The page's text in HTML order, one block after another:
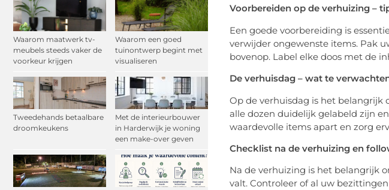
Waarom maatwerk tv-
meubels steeds vaker de
voorkeur krijgen
Waarom een goed
tuinontwerp begint met
visualiseren
Tweedehands betaalbare
droomkeukens
Met de interieurbouwer
in Harderwijk je woning
een make-over geven
Voorbereiden op de verhuizing –
Een goede voorbereiding is
verwijder ongewenste items. Pak
bovenop. Label elke doos met de
De verhuisdag – wat te
Op de verhuisdag is het belangrijk
alle dozen duidelijk gelabeld zijn
waardevolle items apart en zorg
Checklist na de verhuizing en
Na de verhuizing is het belangrijk
valt. Controleer of al uw